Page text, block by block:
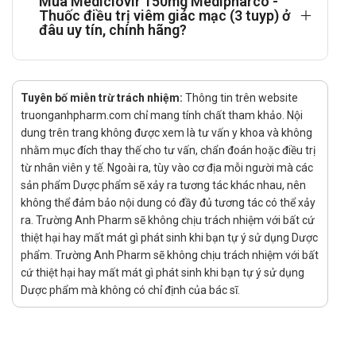
sau: Mẫn cảm với thành phần của thuốc.
Cảnh báo và thận trọng trong quá trình
sử dụng Mediclovir
Thận trọng với người suy thận.
Tác dụng không mong muốn có thể gặp
phải khi dùng Mediclovir
Một số ít người bệnh thấy nhói nhẹ ngay khi tra thuốc vào
mắt. Viêm giác mạc chấm, viêm mi mắt, viêm kết mạc. Tuy
nhiên không cần ngừng thuốc, sẽ khỏi không để lại di
chứng.
Tương tác với các thuốc khác
Dùng đồng thời zidovudin và aciclovir có thể gây trạng thái
ngủ lịm và lơ mơ.
Thuốc điều trị viêm giác mạc (3 tuyp) ở
đâu uy tín, chính hãng?
Tuyên bố miễn trừ trách nhiệm: Thông tin trên website
truonganhpharm.com chỉ mang tính chất tham khảo. Nội
dung trên trang không được xem là tư vấn y khoa và không
nhằm mục đích thay thế cho tư vấn, chẩn đoán hoặc điều trị
từ nhân viên y tế. Ngoài ra, tùy vào cơ địa mỗi người mà các
sản phẩm Dược phẩm sẽ xảy ra tương tác khác nhau, nên
không thể đảm bảo nội dung có đầy đủ tương tác có thể xảy
ra. Trường Anh Pharm sẽ không chịu trách nhiệm với bất cứ
thiệt hại hay mất mát gì phát sinh khi bạn tự ý sử dụng Dược
phẩm. Trường Anh Pharm sẽ không chịu trách nhiệm với bất
cứ thiệt hại hay mất mát gì phát sinh khi bạn tự ý sử dụng
Dược phẩm mà không có chỉ định của bác sĩ.